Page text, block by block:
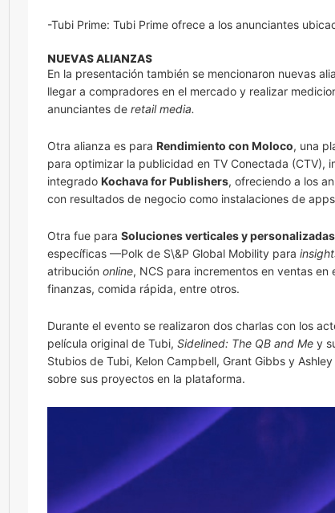
-Tubi Prime: Tubi Prime ofrece a los anunciantes
NUEVAS ALIANZAS
En la presentación también se mencionaron nuevas
llegar a compradores en el mercado y realizar
anunciantes de retail media.
Otra alianza es para Rendimiento con Moloco, una
para optimizar la publicidad en TV Conectada (CTV),
integrado Kochava for Publishers, ofreciendo a los
con resultados de negocio como instalaciones de
Otra fue para Soluciones verticales y personalizadas
específicas —Polk de S\&P Global Mobility para
atribución online, NCS para incrementos en ventas
finanzas, comida rápida, entre otros.
Durante el evento se realizaron dos charlas con los
película original de Tubi, Sidelined: The QB and Me y
Stubios de Tubi, Kelon Campbell, Grant Gibbs y
sobre sus proyectos en la plataforma.